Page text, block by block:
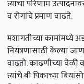
त्याचा परिणाम
व रोगांचे प्रमाण वाढते.
मशागतीच्या कामांमध्ये
नियंत्रणासाठी केल्या
वाढतो. काढणीच्या वेळी
त्यांचे बी पिकाच्या